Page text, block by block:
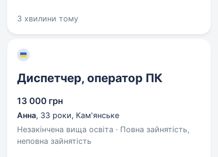
3 хвилини тому
Диспетчер, оператор ПК
13 000 грн
Анна, 33 роки, Кам'янське
Незакінчена вища освіта · Повна зайнятість,
неповна зайнятість